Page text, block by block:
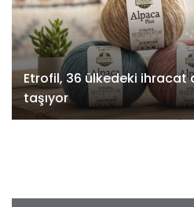
Etrofil, 36 ülkedeki ihracat
taşıyor